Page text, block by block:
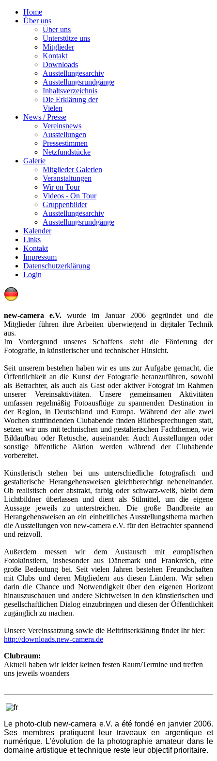
Home
Über uns
Über uns
Unterstütze uns
Mitglieder
Kontakt
Downloads
Ausstellungesarchiv
Ausstellungsrundgänge
Inhaltsverzeichnis
Die Erklärung der
Vielen
News / Presse
Vereinsnews
Ausstellungen
Pressestimmen
Netzfundstücke
Galerie
Mitglieder Galerien
Veranstaltungen
Wir on Tour
Videos - On Tour
Gruppenbilder
Ausstellungesarchiv
Ausstellungsrundgänge
Kalender
Links
Kontakt
Impressum
Datenschutzerklärung
Login
new-camera e.V. wurde im Januar 2006 gegründet und die
Mitglieder führen ihre Arbeiten überwiegend in digitaler Technik
aus.
Im Vordergrund unseres Schaffens steht die Förderung der
Fotografie, in künstlerischer und technischer Hinsicht.
Seit unserem bestehen haben wir es uns zur Aufgabe gemacht, die
Öffentlichkeit an die Kunst der Fotografie heranzuführen, sowohl
als Betrachter, als auch als Gast oder aktiver Fotograf im Rahmen
unserer Vereinsaktivitäten. Unsere gemeinsamen Aktivitäten
umfassen regelmäßig Fotoausflüge zu spannenden Destination in
der Region, in Deutschland und Europa. Während der alle zwei
Wochen stattfindenden Clubabende finden Bildbesprechungen statt,
setzen wir uns mit technischen und gestalterischen Fachthemen, wie
Bildaufbau oder Retusche, auseinander. Auch Ausstellungen oder
sonstige öffentliche Aktion werden während der Clubabende
vorbereitet.
Künstlerisch stehen bei uns unterschiedliche fotografisch und
gestalterische Herangehensweisen gleichberechtigt nebeneinander.
Ob realistisch oder abstrakt, farbig oder schwarz-weiß, bleibt dem
Lichtbildner überlassen und dient als Stilmittel, um die eigene
Aussage jeweils zu unterstreichen. Die große Bandbreite an
Herangehensweisen an ein einheitliches Ausstellungsthema machen
die Ausstellungen von new-camera e.V. für den Betrachter spannend
und reizvoll.
Außerdem messen wir dem Austausch mit europäischen
Fotokünstlern, insbesonder aus Dänemark und Frankreich, eine
große Bedeutung bei. Seit vielen Jahren bestehen Freundschaften
mit Clubs und deren Mitgliedern aus diesen Ländern. Wir sehen
darin die Chance und Notwendigkeit über den eigenen Horizont
hinauszuschauen und andere Sichtweisen in den künstlerischen und
gesellschaftlichen Dialog einzubringen und diesen der Öffentlichkeit
zugänglich zu machen.
Unsere Vereinssatzung sowie die Beitrittserklärung findet Ihr hier:
http://downloads.new-camera.de
Clubraum:
Aktuell haben wir leider keinen festen Raum/Termine und treffen
uns jeweils woanders
Le photo-club new-camera e.V. a été fondé en janvier 2006.
Ses membres pratiquent leur traveaux en argentique et
numérique. L’évolution de la photographie amateur dans le
domaine artistique et technique reste leur objectif prioritaire.